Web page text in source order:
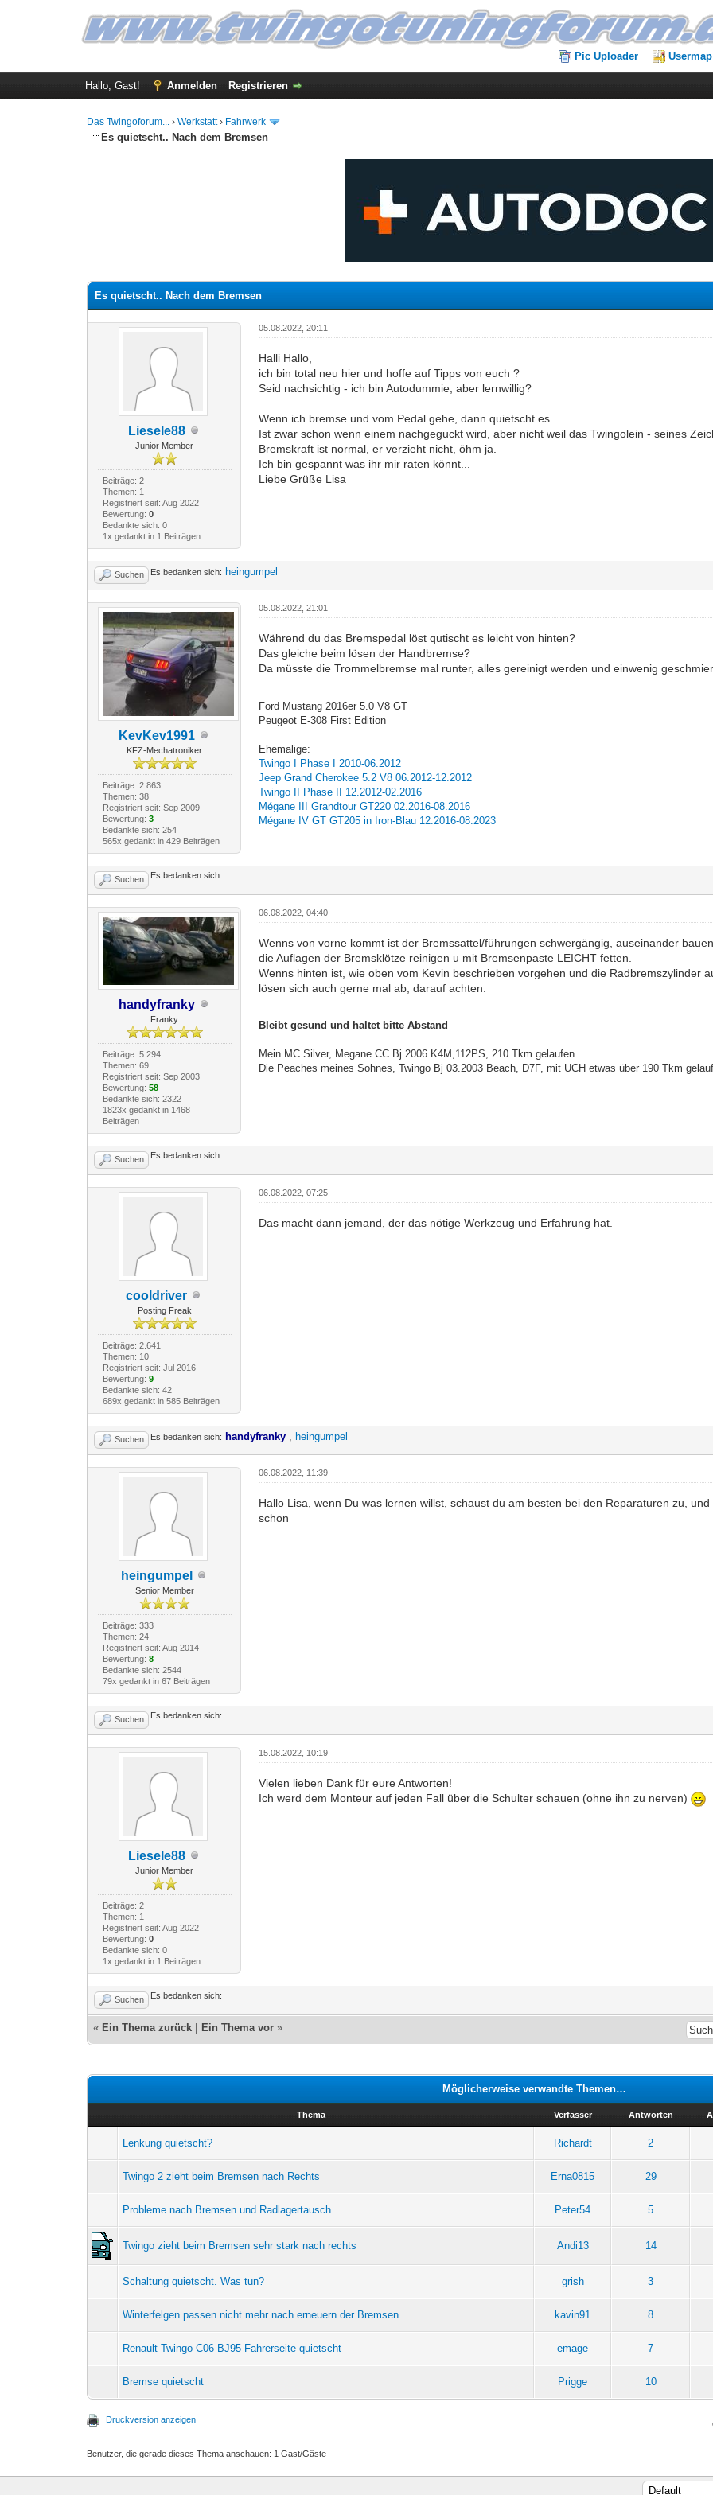
Pic Uploader Usermap
Hallo, Gast! Anmelden Registrieren
Das Twingoforum... ›Werkstatt› Fahrwerk
Es quietscht.. Nach dem Bremsen
Es quietscht.. Nach dem Bremsen
Liesele88
Junior Member
Beiträge: 2
Themen: 1
Registriert seit: Aug 2022
Bewertung: 0
Bedankte sich: 0
1x gedankt in 1 Beiträgen
05.08.2022, 20:11
Halli Hallo,
ich bin total neu hier und hoffe auf Tipps von euch ?
Seid nachsichtig - ich bin Autodummie, aber lernwillig?
Wenn ich bremse und vom Pedal gehe, dann quietscht es.
Ist zwar schon wenn einem nachgeguckt wird, aber nicht weil das Twingolein - seines
Bremskraft ist normal, er verzieht nicht, öhm ja.
Ich bin gespannt was ihr mir raten könnt...
Liebe Grüße Lisa
Suchen Es bedanken sich: heingumpel
KevKev1991
KFZ-Mechatroniker
Beiträge: 2.863
Themen: 38
Registriert seit: Sep 2009
Bewertung: 3
Bedankte sich: 254
565x gedankt in 429 Beiträgen
05.08.2022, 21:01
Während du das Bremspedal löst qutischt es leicht von hinten?
Das gleiche beim lösen der Handbremse?
Da müsste die Trommelbremse mal runter, alles gereinigt werden und einwenig
Ford Mustang 2016er 5.0 V8 GT
Peugeot E-308 First Edition
Ehemalige:
Twingo I Phase I 2010-06.2012
Jeep Grand Cherokee 5.2 V8 06.2012-12.2012
Twingo II Phase II 12.2012-02.2016
Mégane III Grandtour GT220 02.2016-08.2016
Mégane IV GT GT205 in Iron-Blau 12.2016-08.2023
Suchen Es bedanken sich:
handyfranky
Franky
Beiträge: 5.294
Themen: 69
Registriert seit: Sep 2003
Bewertung: 58
Bedankte sich: 2322
1823x gedankt in 1468
Beiträgen
06.08.2022, 04:40
Wenns von vorne kommt ist der Bremssattel/führungen schwergängig, auseinander
die Auflagen der Bremsklötze reinigen u mit Bremsenpaste LEICHT fetten.
Wenns hinten ist, wie oben vom Kevin beschrieben vorgehen und die Radbremszylinder
lösen sich auch gerne mal ab, darauf achten.
Bleibt gesund und haltet bitte Abstand
Mein MC Silver, Megane CC Bj 2006 K4M,112PS, 210 Tkm gelaufen
Die Peaches meines Sohnes, Twingo Bj 03.2003 Beach, D7F, mit UCH etwas über 190 Tkm
Suchen Es bedanken sich:
cooldriver
Posting Freak
Beiträge: 2.641
Themen: 10
Registriert seit: Jul 2016
Bewertung: 9
Bedankte sich: 42
689x gedankt in 585 Beiträgen
06.08.2022, 07:25
Das macht dann jemand, der das nötige Werkzeug und Erfahrung hat.
Suchen Es bedanken sich: handyfranky heingumpel
heingumpel
Senior Member
Beiträge: 333
Themen: 24
Registriert seit: Aug 2014
Bewertung: 8
Bedankte sich: 2544
79x gedankt in 67 Beiträgen
06.08.2022, 11:39
Hallo Lisa, wenn Du was lernen willst, schaust du am besten bei den Reparaturen zu,
schon
Suchen Es bedanken sich:
Liesele88
Junior Member
Beiträge: 2
Themen: 1
Registriert seit: Aug 2022
Bewertung: 0
Bedankte sich: 0
1x gedankt in 1 Beiträgen
15.08.2022, 10:19
Vielen lieben Dank für eure Antworten!
Ich werd dem Monteur auf jeden Fall über die Schulter schauen (ohne ihn zu nerven)
Suchen Es bedanken sich:
« Ein Thema zurück Ein Thema vor »
Möglicherweise verwandte Themen…
Thema Verfasser Antworten
Lenkung quietscht? Richardt 2
Twingo 2 zieht beim Bremsen nach Rechts Erna0815 29
Probleme nach Bremsen und Radlagertausch. Peter54 5
Twingo zieht beim Bremsen sehr stark nach rechts Andi13 14
Schaltung quietscht. Was tun? grish 3
Winterfelgen passen nicht mehr nach erneuern der Bremsen kavin91 8
Renault Twingo C06 BJ95 Fahrerseite quietscht emage 7
Bremse quietscht Prigge 10
Druckversion anzeigen
Benutzer, die gerade dieses Thema anschauen: 1 Gast/Gäste